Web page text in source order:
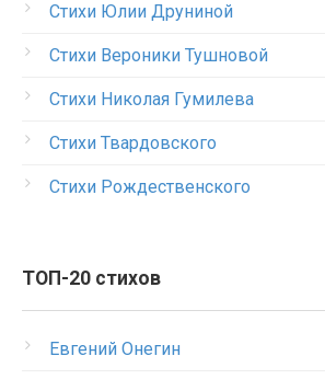
Стихи Юлии Друниной
Стихи Вероники Тушновой
Стихи Николая Гумилева
Стихи Твардовского
Стихи Рождественского
ТОП-20 стихов
Евгений Онегин